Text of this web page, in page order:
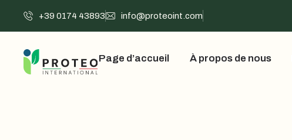
+39 0174 43893 info@proteoint.com
Page d’accueil À propos de nous